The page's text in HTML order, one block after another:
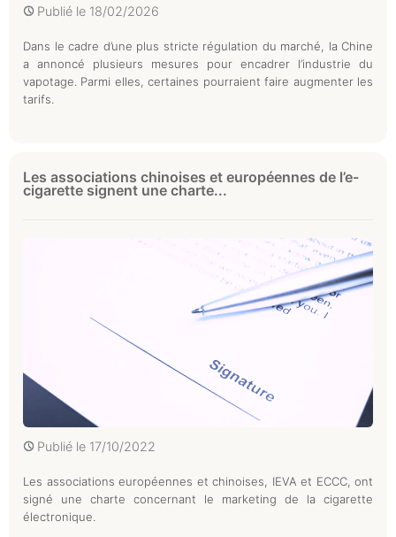
Publié le 18/02/2026
Dans le cadre d’une plus stricte régulation du marché, la Chine
a annoncé plusieurs mesures pour encadrer l’industrie du
vapotage. Parmi elles, certaines pourraient faire augmenter les
tarifs.
Les associations chinoises et européennes de l’e-
cigarette signent une charte...
Publié le 17/10/2022
Les associations européennes et chinoises, IEVA et ECCC, ont
signé une charte concernant le marketing de la cigarette
électronique.